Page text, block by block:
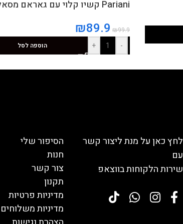
Pariani קשיו קלוי עם גאראם מסאלה
₪99.9
₪89.9
-
+ הוספה לסל
לחץ כאן על מנת ליצור קשר
עם
שירות הלקוחות בווצאפ
הסיפור שלי
חנות
צור קשר
תקנון
מדיניות פרטיות
מדיניות משלוחים